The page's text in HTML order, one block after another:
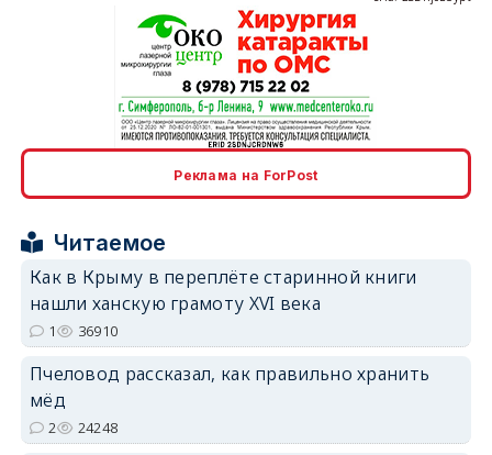
erid: 2SDnjcrDNw6
Реклама на ForPost
Читаемое
Как в Крыму в переплёте старинной книги
нашли ханскую грамоту XVI века
1 36910
Пчеловод рассказал, как правильно хранить
мёд
2 24248